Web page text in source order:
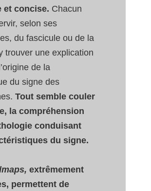
et concise. Chacun
selon ses
du fascicule ou de la
trouver une explication
de la
du signe des
Tout semble couler
la compréhension
conduisant
du signe.
extrêmement
permettent de